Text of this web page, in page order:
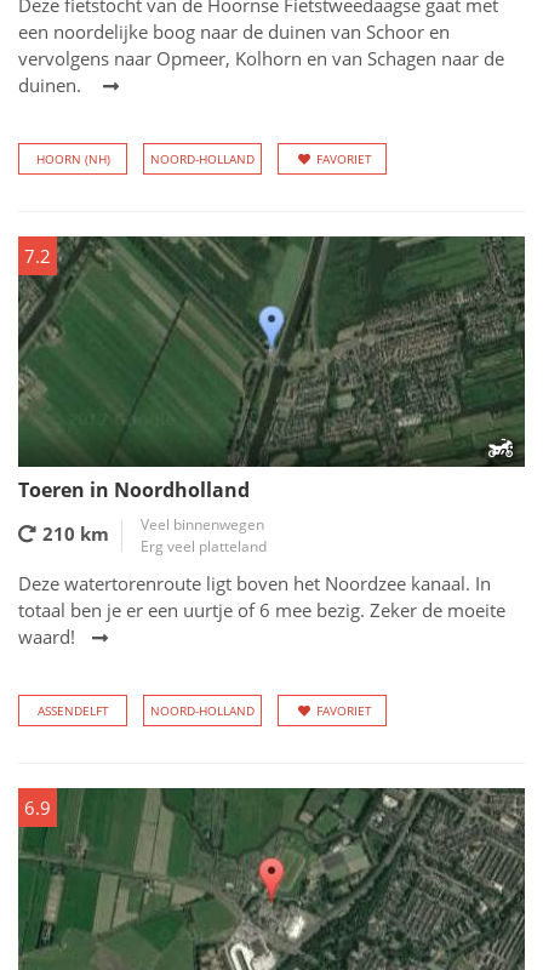
Deze fietstocht van de Hoornse Fietstweedaagse gaat met
een noordelijke boog naar de duinen van Schoor en
vervolgens naar Opmeer, Kolhorn en van Schagen naar de
duinen.
HOORN (NH) NOORD-HOLLAND FAVORIET
7.2
Toeren in Noordholland
210 km
Veel binnenwegen
Erg veel platteland
Deze watertorenroute ligt boven het Noordzee kanaal. In
totaal ben je er een uurtje of 6 mee bezig. Zeker de moeite
waard!
ASSENDELFT NOORD-HOLLAND FAVORIET
6.9